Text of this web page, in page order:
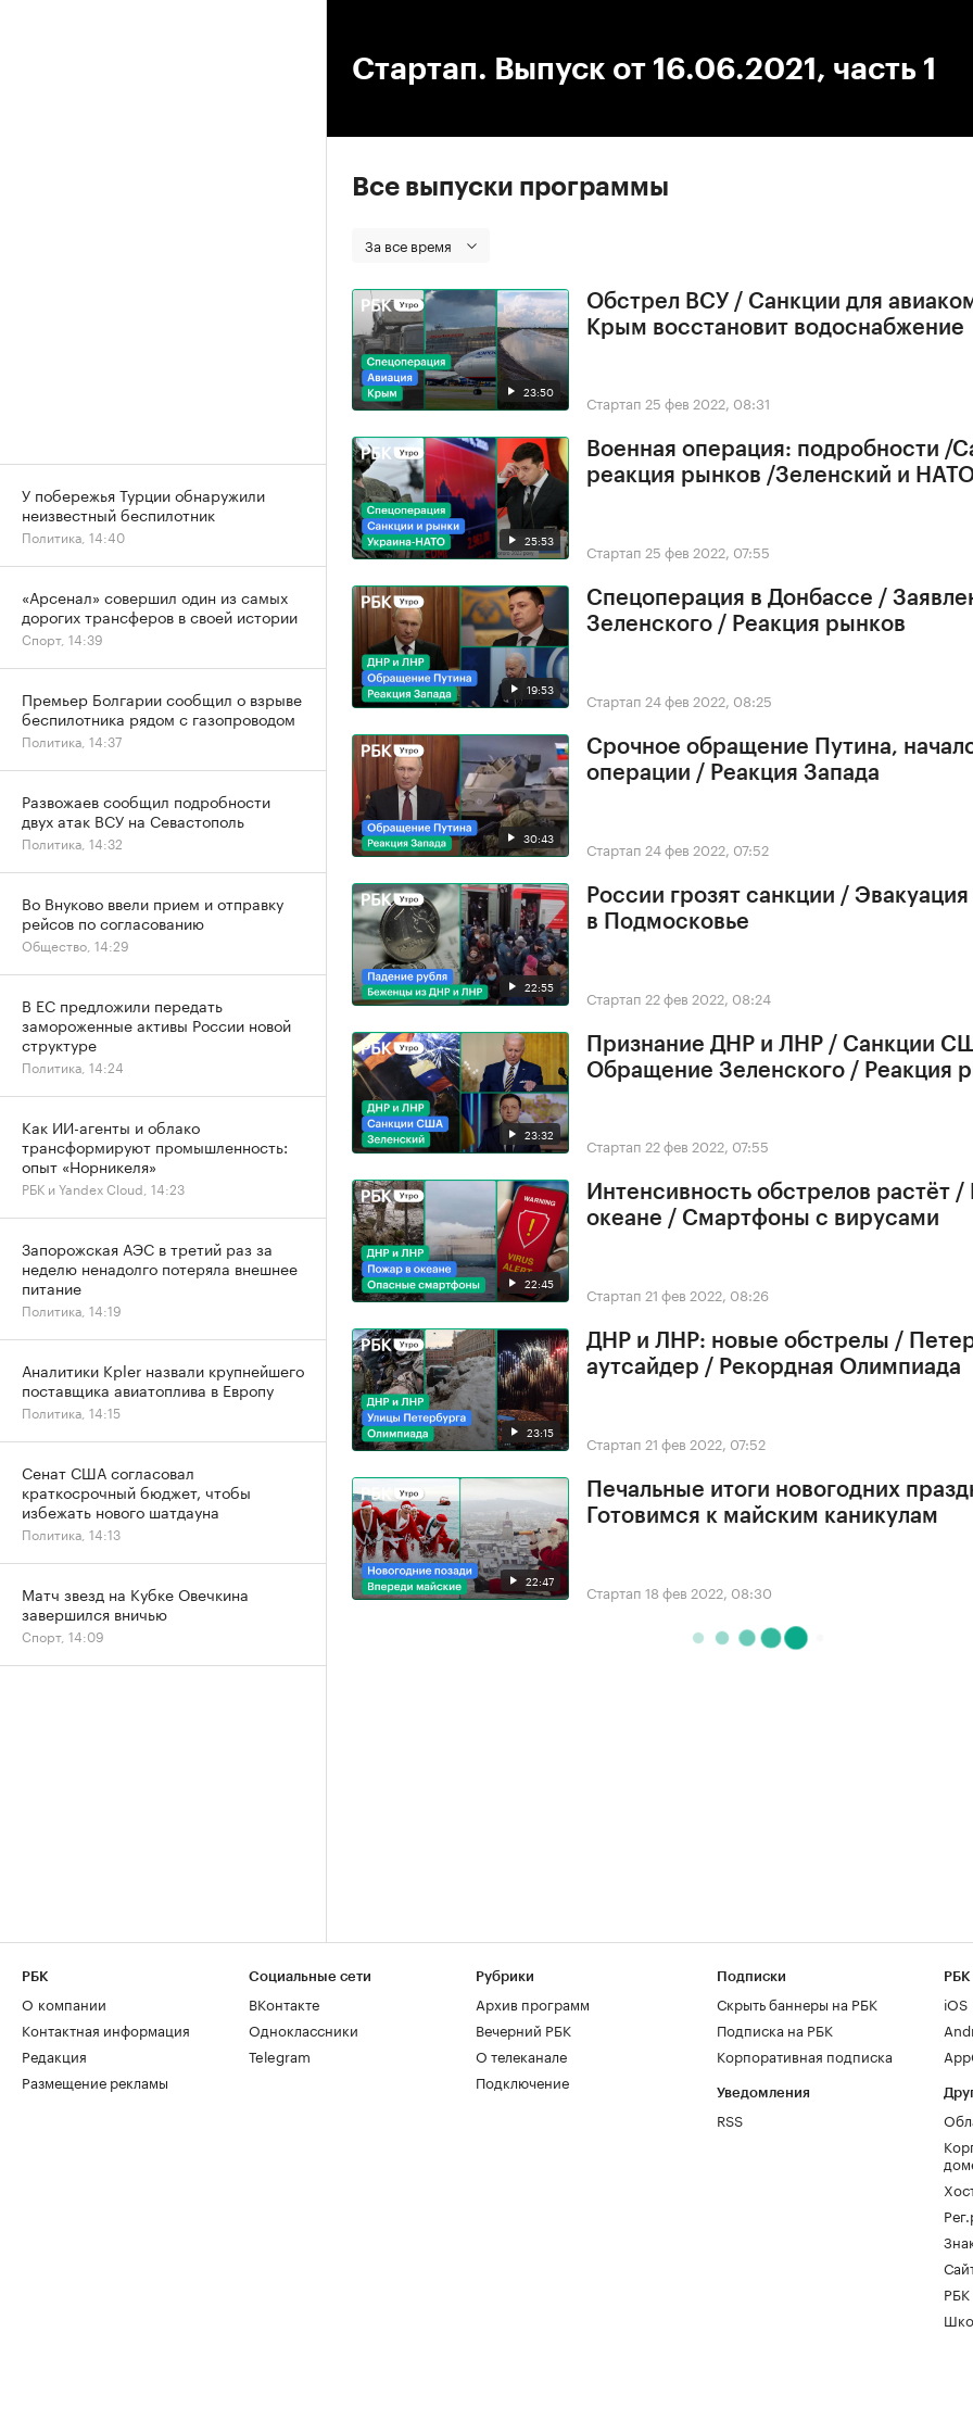
Стартап. Выпуск от 16.06.2021, часть 1
Все выпуски программы
За все время
23:50
Обстрел ВСУ / Санкции для
Крым восстановит водоснабжение
Стартап 25 фев 2022, 08:31
25:53
Военная операция: подробности /
реакция рынков /Зеленский и
Стартап 25 фев 2022, 07:55
19:53
Спецоперация в Донбассе /
Зеленского / Реакция рынков
Стартап 24 фев 2022, 08:25
30:43
Срочное обращение Путина,
операции / Реакция Запада
Стартап 24 фев 2022, 07:52
22:55
России грозят санкции /
в Подмосковье
Стартап 22 фев 2022, 08:24
23:32
Признание ДНР и ЛНР / Санкции
Обращение Зеленского / Реакция
Стартап 22 фев 2022, 07:55
22:45
Интенсивность обстрелов растёт
океане / Смартфоны с вирусами
Стартап 21 фев 2022, 08:26
23:15
ДНР и ЛНР: новые обстрелы /
аутсайдер / Рекордная Олимпиада
Стартап 21 фев 2022, 07:52
22:47
Печальные итоги новогодних
Готовимся к майским каникулам
Стартап 18 фев 2022, 08:30
У побережья Турции обнаружили
неизвестный беспилотник
Политика, 14:40
«Арсенал» совершил один из самых
дорогих трансферов в своей истории
Спорт, 14:39
Премьер Болгарии сообщил о взрыве
беспилотника рядом с газопроводом
Политика, 14:37
Развожаев сообщил подробности
двух атак ВСУ на Севастополь
Политика, 14:32
Во Внуково ввели прием и отправку
рейсов по согласованию
Общество, 14:29
В ЕС предложили передать
замороженные активы России новой
структуре
Политика, 14:24
Как ИИ-агенты и облако
трансформируют промышленность:
опыт «Норникеля»
РБК и Yandex Cloud, 14:23
Запорожская АЭС в третий раз за
неделю ненадолго потеряла внешнее
питание
Политика, 14:19
Аналитики Kpler назвали крупнейшего
поставщика авиатоплива в Европу
Политика, 14:15
Сенат США согласовал
краткосрочный бюджет, чтобы
избежать нового шатдауна
Политика, 14:13
Матч звезд на Кубке Овечкина
завершился вничью
Спорт, 14:09
РБК
О компании
Контактная информация
Редакция
Размещение рекламы
Социальные сети
ВКонтакте
Одноклассники
Telegram
Рубрики
Архив программ
Вечерний РБК
О телеканале
Подключение
Подписки
Скрыть баннеры на РБК
Подписка на РБК
Корпоративная подписка
Уведомления
RSS
РБК
iOS